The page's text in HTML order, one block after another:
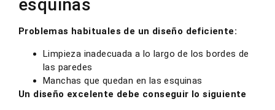
esquinas
Problemas habituales de un diseño deficiente:
Limpieza inadecuada a lo largo de los bordes de
las paredes
Manchas que quedan en las esquinas
Un diseño excelente debe conseguir lo siguiente